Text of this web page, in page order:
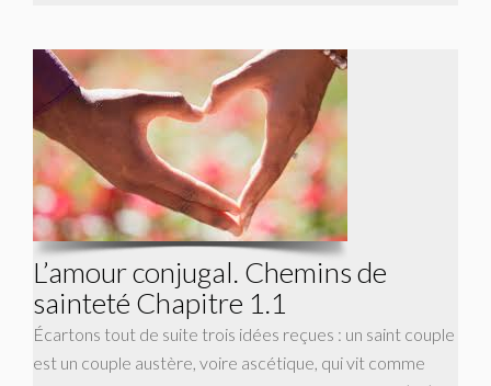
L’amour conjugal. Chemins de
sainteté Chapitre 1.1
Écartons tout de suite trois idées reçues : un saint couple
est un couple austère, voire ascétique, qui vit comme